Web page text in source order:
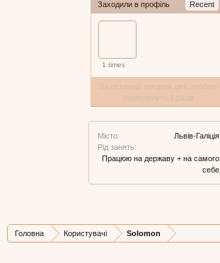
Заходили в профіль Recent
1 times
Місто:
Львів-Галіція
Рід занять:
Працюю на державу + на самого
себе
Головна Користувачі Solomon